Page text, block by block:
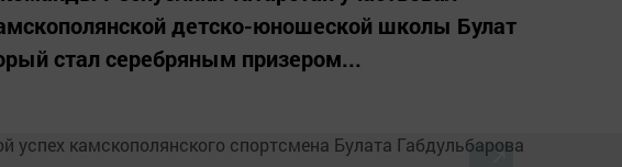
детско-юношеской школы Булат
стал серебряным призером...